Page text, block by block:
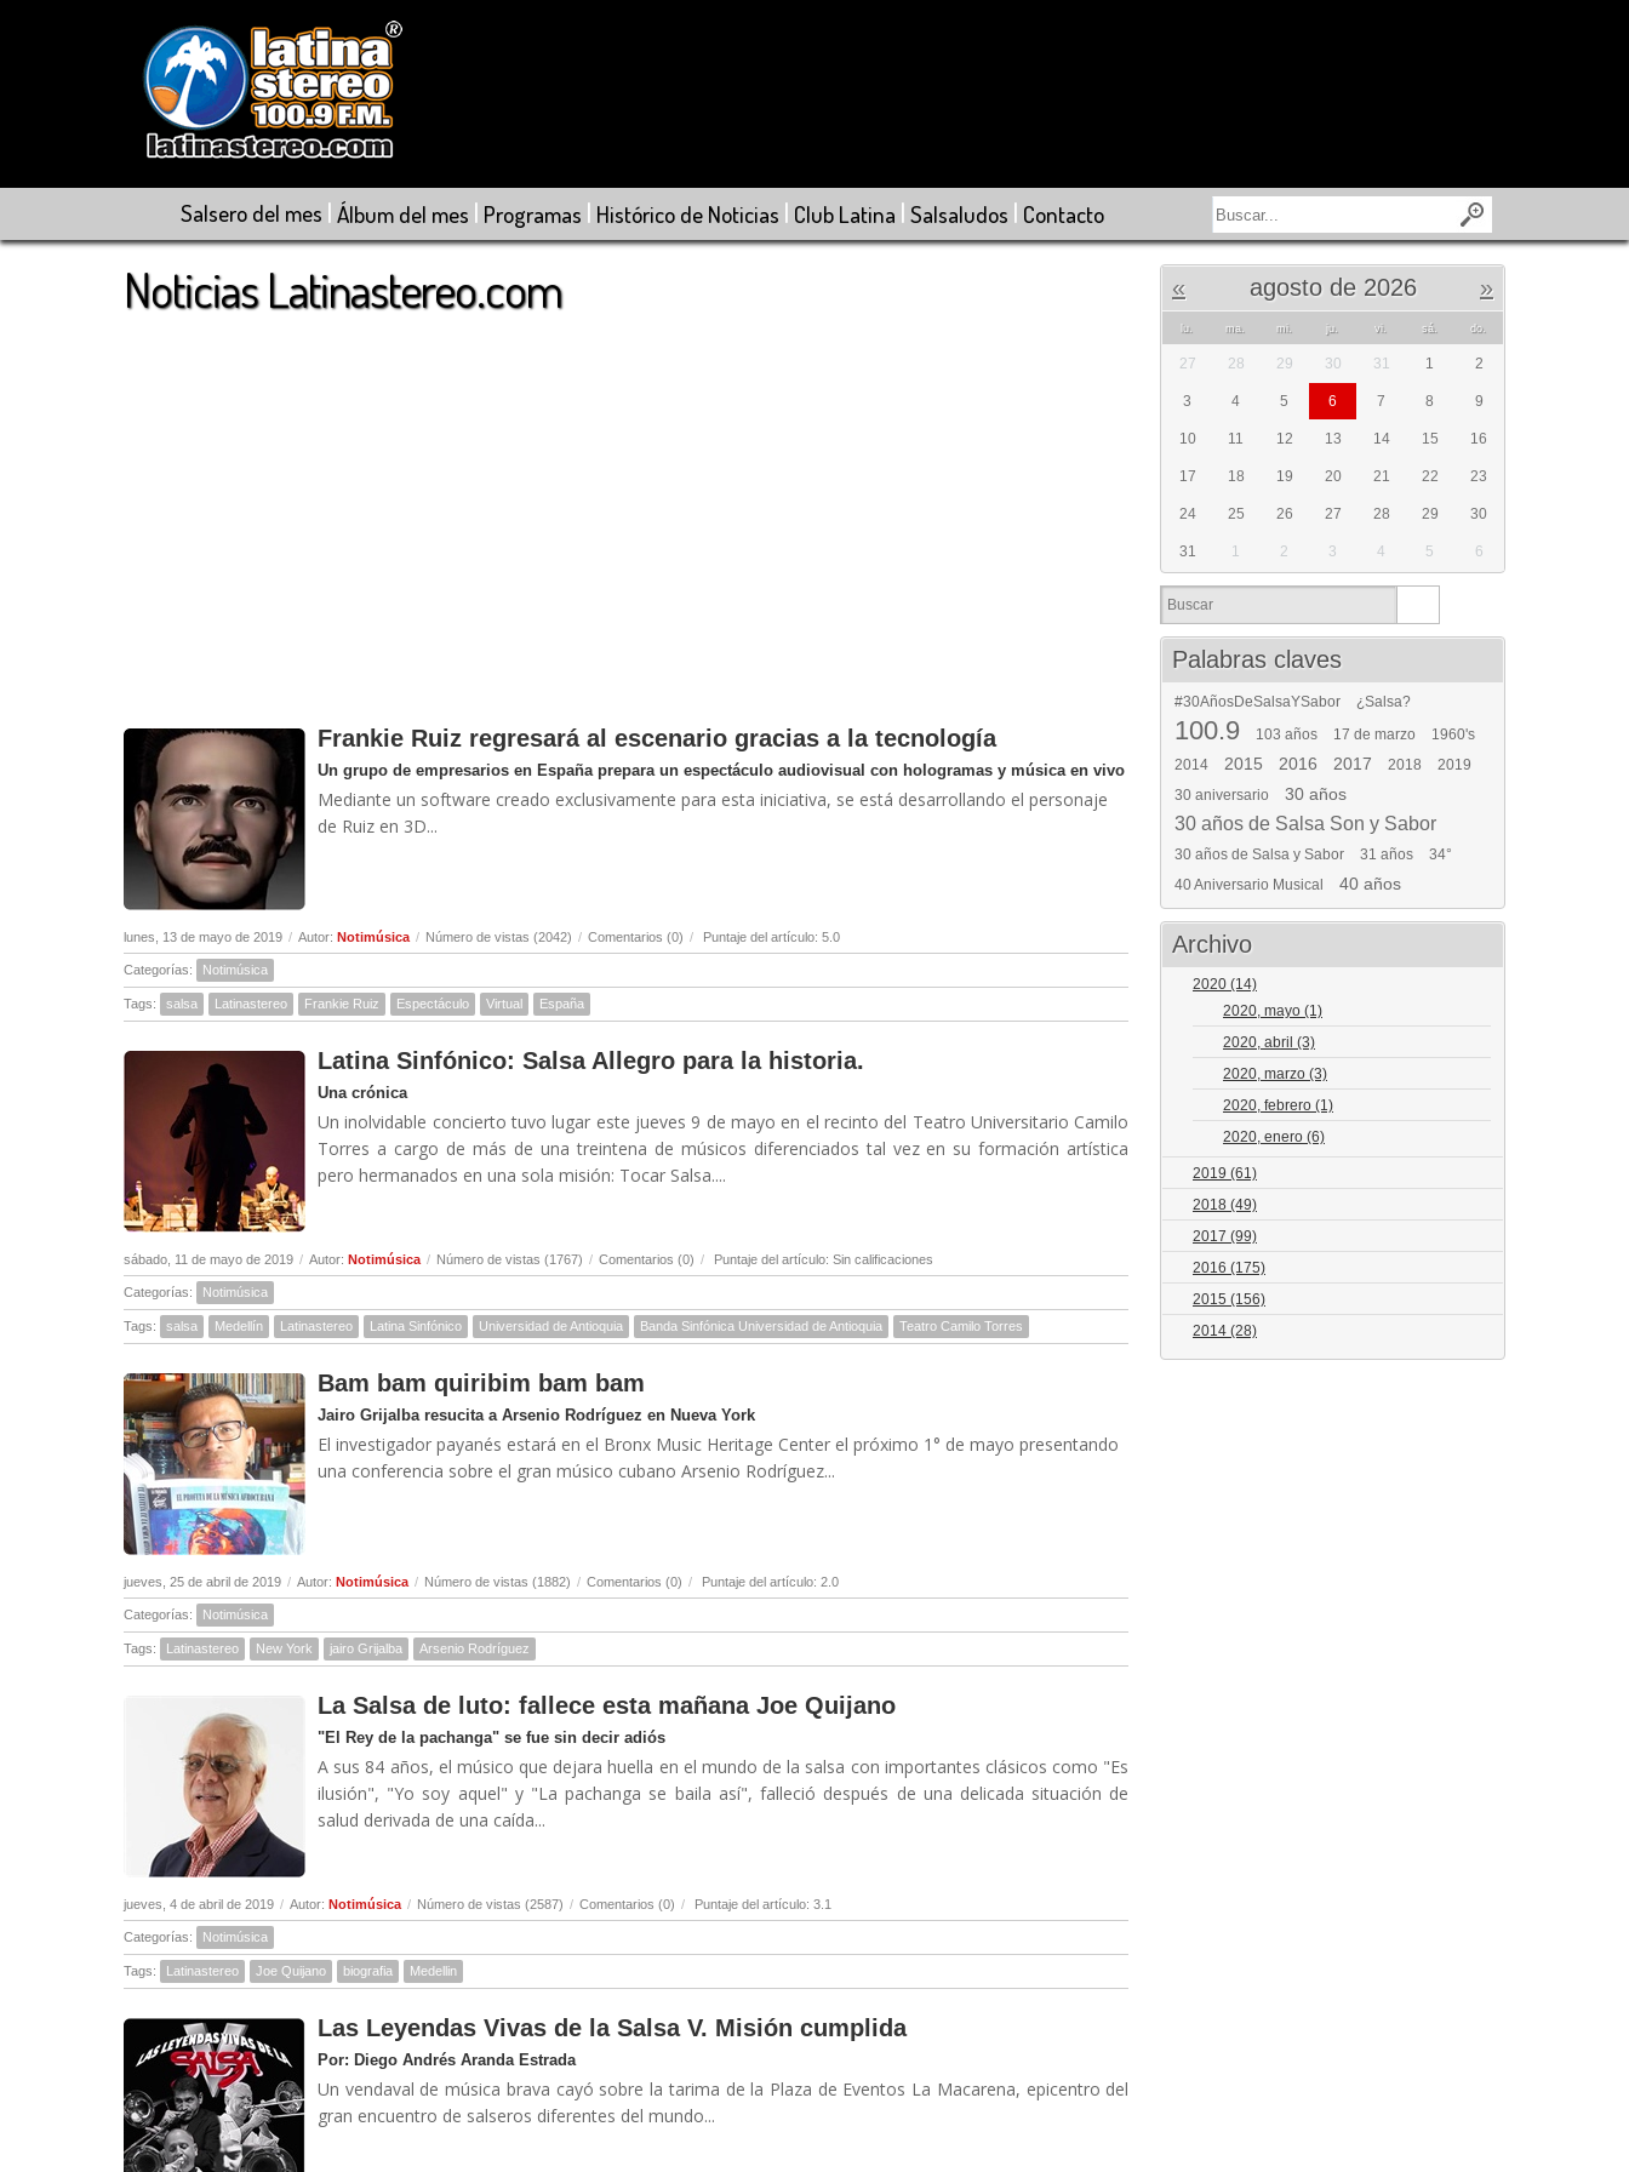
Salsero del mes | Álbum del mes | Programas | Histórico de Noticias | Club Latina | Salsaludos | Contacto
Noticias Latinastereo.com
Frankie Ruiz regresará al escenario gracias a la tecnología
Un grupo de empresarios en España prepara un espectáculo audiovisual con hologramas y música en vivo
Mediante un software creado exclusivamente para esta iniciativa, se está desarrollando el personaje
de Ruiz en 3D...
lunes, 13 de mayo de 2019 / Autor: Notimúsica / Número de vistas (2042) / Comentarios (0) / Puntaje del artículo: 5.0
Categorías: Notimúsica
Tags: salsa Latinastereo Frankie Ruiz Espectáculo Virtual España
Latina Sinfónico: Salsa Allegro para la historia.
Una crónica
Un inolvidable concierto tuvo lugar este jueves 9 de mayo en el recinto del Teatro Universitario Camilo
Torres a cargo de más de una treintena de músicos diferenciados tal vez en su formación artística
pero hermanados en una sola misión: Tocar Salsa....
sábado, 11 de mayo de 2019 / Autor: Notimúsica / Número de vistas (1767) / Comentarios (0) / Puntaje del artículo: Sin calificaciones
Categorías: Notimúsica
Tags: salsa Medellín Latinastereo Latina Sinfónico Universidad de Antioquia Banda Sinfónica Universidad de Antioquia Teatro Camilo Torres
Bam bam quiribim bam bam
Jairo Grijalba resucita a Arsenio Rodríguez en Nueva York
El investigador payanés estará en el Bronx Music Heritage Center el próximo 1° de mayo presentando
una conferencia sobre el gran músico cubano Arsenio Rodríguez...
jueves, 25 de abril de 2019 / Autor: Notimúsica / Número de vistas (1882) / Comentarios (0) / Puntaje del artículo: 2.0
Categorías: Notimúsica
Tags: Latinastereo New York jairo Grijalba Arsenio Rodríguez
La Salsa de luto: fallece esta mañana Joe Quijano
"El Rey de la pachanga" se fue sin decir adiós
A sus 84 años, el músico que dejara huella en el mundo de la salsa con importantes clásicos como "Es
ilusión", "Yo soy aquel" y "La pachanga se baila así", falleció después de una delicada situación de
salud derivada de una caída...
jueves, 4 de abril de 2019 / Autor: Notimúsica / Número de vistas (2587) / Comentarios (0) / Puntaje del artículo: 3.1
Categorías: Notimúsica
Tags: Latinastereo Joe Quijano biografia Medellin
Las Leyendas Vivas de la Salsa V. Misión cumplida
Por: Diego Andrés Aranda Estrada
Un vendaval de música brava cayó sobre la tarima de la Plaza de Eventos La Macarena, epicentro del
gran encuentro de salseros diferentes del mundo...
« agosto de 2026 »
lu. ma. mi. ju. vi. sá. do.
27 28 29 30 31 1 2
3 4 5 6 7 8 9
10 11 12 13 14 15 16
17 18 19 20 21 22 23
24 25 26 27 28 29 30
31 1 2 3 4 5 6
Palabras claves
#30AñosDeSalsaYSabor ¿Salsa?
100.9 103 años 17 de marzo
1960's
2014
2015 2016 2017 2018
2019
30 aniversario
30 años
30 años de Salsa Son y Sabor
30 años de Salsa y Sabor 31 años
34°
40 Aniversario Musical
40 años
Archivo
2020 (14)
2020, mayo (1)
2020, abril (3)
2020, marzo (3)
2020, febrero (1)
2020, enero (6)
2019 (61)
2018 (49)
2017 (99)
2016 (175)
2015 (156)
2014 (28)